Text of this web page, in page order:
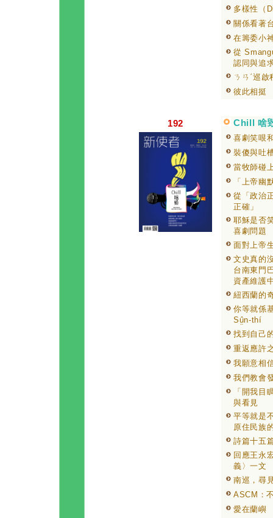
多樣性（
關係看著
在籌委小
從
認同與追
ㄋㄢˊ巡
彼此相挺
192 Chill 啥
喜劇笑哏
裝傻與吐
當牧師碰
「上帝幽
從「政治
正確」
耶穌是否
喜劇問題
面對上帝
文史真的
台南東門
資產維護
紐西蘭的
你等就係
Sṳ̂n-thí
找到自己
重返應許
我願意相
我們教會
「開我目
與看見
平等就是
原住民族
詩篇十五
回應王永
義〉一文
南巡，尋
ASCM：
愛在蘭嶼